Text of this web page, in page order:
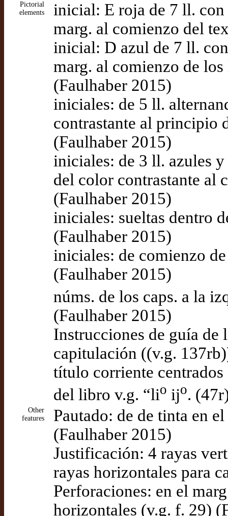
Pictorial
elements
inicial: E roja de 7 ll.
marg. al comienzo del
inicial: D azul de 7 ll.
marg. al comienzo de
(Faulhaber 2015)
iniciales: de 5 ll.
contrastante al principio
(Faulhaber 2015)
iniciales: de 3 ll. azules
del color contrastante al
(Faulhaber 2015)
iniciales: sueltas dentro
(Faulhaber 2015)
iniciales: de comienzo
(Faulhaber 2015)
núms. de los caps. a la
(Faulhaber 2015)
Instrucciones de guía de
capitulación ((v.g.
título corriente
del libro v.g. “lio ijo.
Other
features
Pautado: de de tinta en
(Faulhaber 2015)
Justificación: 4 rayas
rayas horizontales para
Perforaciones: en el
horizontales (v.g. f. 29)